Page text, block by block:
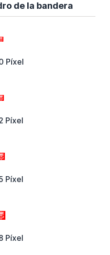
de la bandera
Píxel
Píxel
Píxel
Píxel